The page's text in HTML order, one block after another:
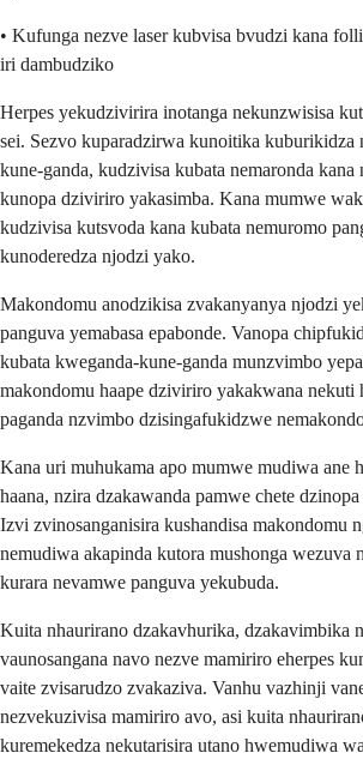
• Kufunga nezve laser kubvisa bvudzi kana
iri dambudziko
Herpes yekudzivirira inotanga nekunzwisisa
sei. Sezvo kuparadzirwa kunoitika kuburikidza
kune-ganda, kudzivisa kubata nemaronda kana
kunopa dziviriro yakasimba. Kana mumwe
kudzivisa kutsvoda kana kubata nemuromo
kunoderedza njodzi yako.
Makondomu anodzikisa zvakanyanya njodzi
panguva yemabasa epabonde. Vanopa
kubata kweganda-kune-ganda munzvimbo
makondomu haape dziviriro yakakwana nekuti
paganda nzvimbo dzisingafukidzwe
Kana uri muhukama apo mumwe mudiwa ane
haana, nzira dzakawanda pamwe chete
Izvi zvinosanganisira kushandisa makondomu
nemudiwa akapinda kutora mushonga wezuva
kurara nevamwe panguva yekubuda.
Kuita nhaurirano dzakavhurika, dzakavimbika
vaunosangana navo nezve mamiriro eherpes
vaite zvisarudzo zvakaziva. Vanhu vazhinji
nezvekuzivisa mamiriro avo, asi kuita
kuremekedza nekutarisira utano hwemudiwa